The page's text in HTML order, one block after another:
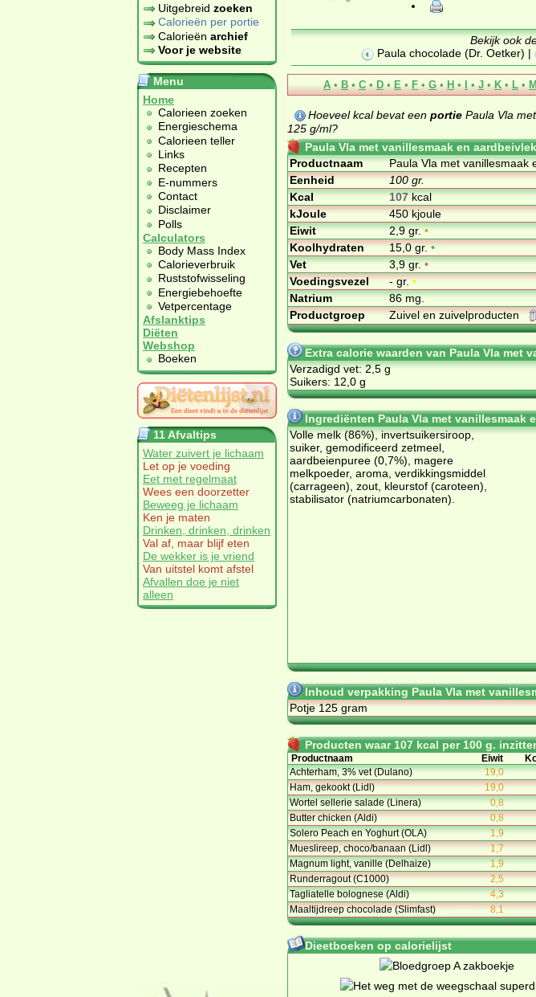
Uitgebreid zoeken
Calorieën per portie
Calorieën archief
Voor je website
Menu
Home
Calorieen zoeken
Energieschema
Calorieen teller
Links
Recepten
E-nummers
Contact
Disclaimer
Polls
Calculators
Body Mass Index
Calorieverbruik
Ruststofwisseling
Energiebehoefte
Vetpercentage
Afslanktips
Diëten
Webshop
Boeken
11 Afvaltips
Water zuivert je lichaam
Let op je voeding
Eet met regelmaat
Wees een doorzetter
Beweeg je lichaam
Ken je maten
Drinken, drinken, drinken
Val af, maar blijf eten
De wekker is je vriend
Van uitstel komt afstel
Afvallen doe je niet
alleen
Bekijk ook
Paula chocolade (Dr. Oetker) |
A • B • C • D • E • F • G • H • I • J • K • L • M
Hoeveel kcal bevat een portie Paula Vla
125 g/ml?
Paula Vla met vanillesmaak en
Productnaam
Paula Vla met vanillesmaak
Eenheid
100 gr.
Kcal
107kcal
kJoule
450 kjoule
Eiwit
2,9 gr.•
Koolhydraten
15,0 gr.•
Vet
3,9 gr.•
Voedingsvezel
- gr.•
Natrium
86 mg.
Productgroep
Zuivel en zuivelproducten
Extra calorie waarden van Paula Vla met
Verzadigd vet: 2,5 g
Suikers: 12,0 g
Ingrediënten Paula Vla met vanillesmaak
Volle melk (86%), invertsuikersiroop,
suiker, gemodificeerd zetmeel,
aardbeienpuree (0,7%), magere
melkpoeder, aroma, verdikkingsmiddel
(carrageen), zout, kleurstof (caroteen),
stabilisator (natriumcarbonaten).
Inhoud verpakking Paula Vla met
Potje 125 gram
Producten waar 107 kcal per 100 g.
Productnaam Eiwit
Achterham, 3% vet (Dulano)
19,0
Ham, gekookt (Lidl)
19,0
Wortel sellerie salade (Linera)
0,8
Butter chicken (Aldi)
0,8
Solero Peach en Yoghurt (OLA)
1,9
Mueslireep, choco/banaan (Lidl)
1,7
Magnum light, vanille (Delhaize)
1,9
Runderragout (C1000)
2,5
Tagliatelle bolognese (Aldi)
4,3
Maaltijdreep chocolade (Slimfast)
8,1
Dieetboeken op calorielijst